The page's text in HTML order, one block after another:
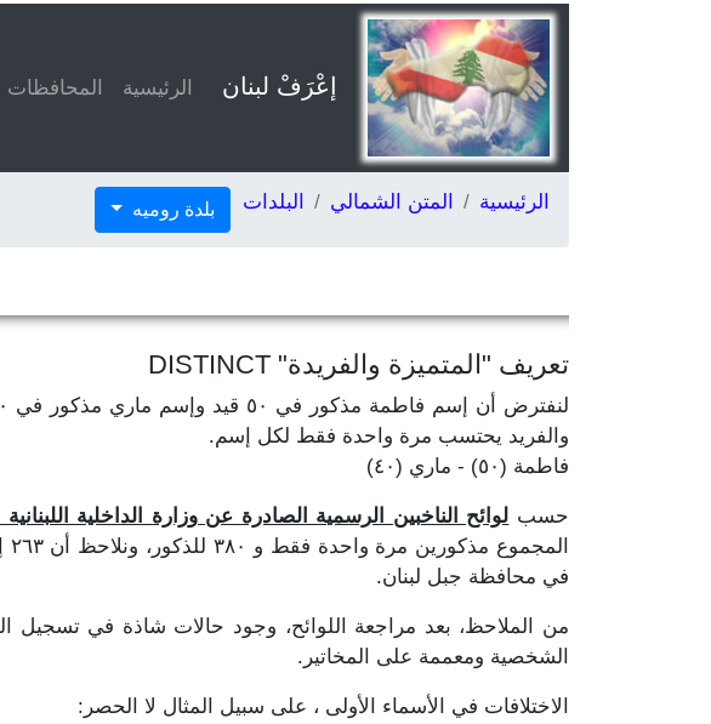
إعْرَفْ لبنان الرئيسية المحافظات
الرئيسية المتن الشمالي البلدات بلدة روميه
تعريف "المتميزة والفريدة" DISTINCT
والفريد يحتسب مرة واحدة فقط لكل إسم.
فاطمة (٥٠) - ماري (٤٠)
حسب لوائح الناخبين الرسمية الصادرة عن وزارة الداخلية اللبنانية
في محافظة جبل لبنان.
من الملاحظ، بعد مراجعة اللوائح، وجود حالات شاذة في تسجيل
الشخصية ومعممة على المخاتير.
الاختلافات في الأسماء الأولى ، على سبيل المثال لا الحصر: